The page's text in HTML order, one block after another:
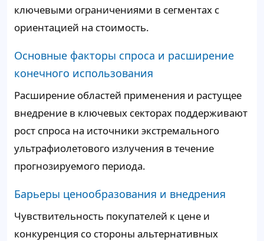
ключевыми ограничениями в сегментах с
ориентацией на стоимость.
Основные факторы спроса и расширение
конечного использования
Расширение областей применения и растущее
внедрение в ключевых секторах поддерживают
рост спроса на источники экстремального
ультрафиолетового излучения в течение
прогнозируемого периода.
Барьеры ценообразования и внедрения
Чувствительность покупателей к цене и
конкуренция со стороны альтернативных